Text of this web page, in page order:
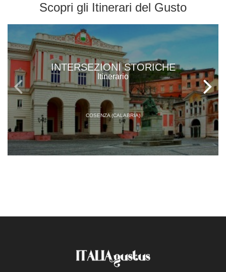
Scopri gli Itinerari del Gusto
INTERSEZIONI STORICHE
Itinerario
COSENZA (CALABRIA)